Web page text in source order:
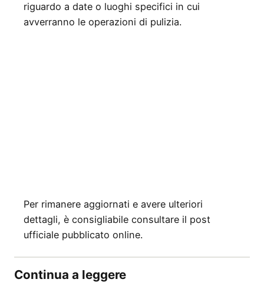
riguardo a date o luoghi specifici in cui
avverranno le operazioni di pulizia.
Per rimanere aggiornati e avere ulteriori
dettagli, è consigliabile consultare il post
ufficiale pubblicato online.
Continua a leggere